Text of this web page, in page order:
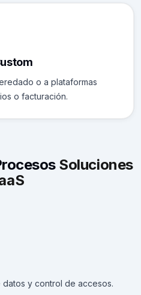
o a plataformas
o facturación.
Soluciones
y control de accesos.